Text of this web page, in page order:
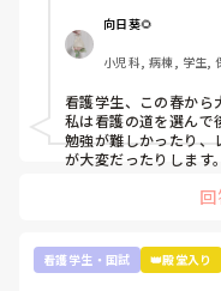
私は看護師に向いてる
アウトプットできる人
面上では分かりませ
さんのこと、指導され
思います。いいことで
これくらいしか言えな
が…月並みなアドバイ
向日葵🌻
小児科, 病棟, 学生,
看護学生、この春から
私は看護の道を選んで
勉強が難しかったり、
が大変だったりします
患者さんの不安なこと
て思ってるから😌
看護学生・国試 👑殿堂入り